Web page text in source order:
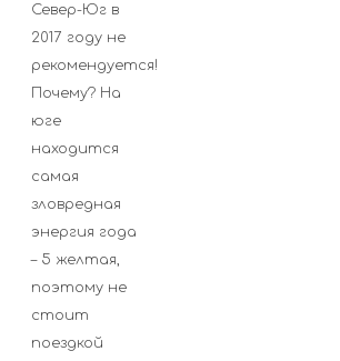
Север-Юг в
2017 году не
рекомендуется!
Почему? На
юге
находится
самая
зловредная
энергия года
– 5 желтая,
поэтому не
стоит
поездкой